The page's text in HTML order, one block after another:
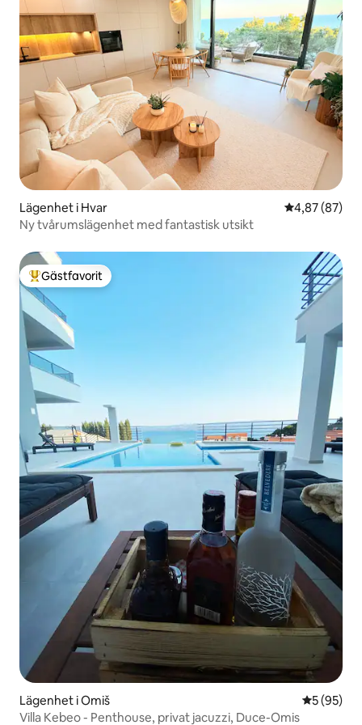
Lägenhet i Hvar 4,87 av 5 i
4,87 (87)
Ny tvårumslägenhet med fantastisk utsikt
Populär gästfavorit
Gästfavorit
Lägenhet i Omiš 5 av 5 i
5 (95)
Villa Kebeo - Penthouse, privat jacuzzi, Duce-Omis